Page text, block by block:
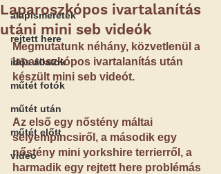
alapismeretek
rejtett here
idős állatok
műtét fotók
műtét után
műtét előtt
video
Laparoszkópos ivartalanítás
utáni mini seb videók
Megmutatunk néhány, közvetlenül a
laparoszkópos ivartalanítás után
készült mini seb videót.
Az első egy nőstény máltai
selyempincsiről, a második egy
nőstény mini yorkshire terrierről, a
harmadik egy rejtett here problémás